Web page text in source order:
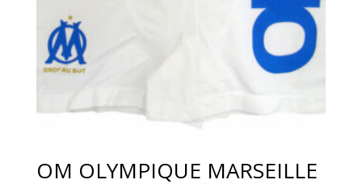
OM OLYMPIQUE MARSEILLE